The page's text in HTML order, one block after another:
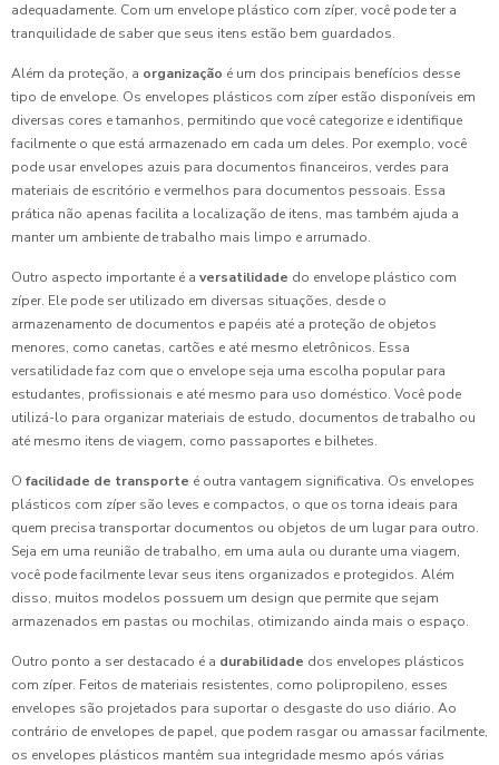
adequadamente. Com um envelope plástico com zíper, você pode ter a
tranquilidade de saber que seus itens estão bem guardados.
Além da proteção, a organização é um dos principais benefícios desse
tipo de envelope. Os envelopes plásticos com zíper estão disponíveis em
diversas cores e tamanhos, permitindo que você categorize e identifique
facilmente o que está armazenado em cada um deles. Por exemplo, você
pode usar envelopes azuis para documentos financeiros, verdes para
materiais de escritório e vermelhos para documentos pessoais. Essa
prática não apenas facilita a localização de itens, mas também ajuda a
manter um ambiente de trabalho mais limpo e arrumado.
Outro aspecto importante é a versatilidade do envelope plástico com
zíper. Ele pode ser utilizado em diversas situações, desde o
armazenamento de documentos e papéis até a proteção de objetos
menores, como canetas, cartões e até mesmo eletrônicos. Essa
versatilidade faz com que o envelope seja uma escolha popular para
estudantes, profissionais e até mesmo para uso doméstico. Você pode
utilizá-lo para organizar materiais de estudo, documentos de trabalho ou
até mesmo itens de viagem, como passaportes e bilhetes.
O facilidade de transporte é outra vantagem significativa. Os envelopes
plásticos com zíper são leves e compactos, o que os torna ideais para
quem precisa transportar documentos ou objetos de um lugar para outro.
Seja em uma reunião de trabalho, em uma aula ou durante uma viagem,
você pode facilmente levar seus itens organizados e protegidos. Além
disso, muitos modelos possuem um design que permite que sejam
armazenados em pastas ou mochilas, otimizando ainda mais o espaço.
Outro ponto a ser destacado é a durabilidade dos envelopes plásticos
com zíper. Feitos de materiais resistentes, como polipropileno, esses
envelopes são projetados para suportar o desgaste do uso diário. Ao
contrário de envelopes de papel, que podem rasgar ou amassar facilmente,
os envelopes plásticos mantêm sua integridade mesmo após várias